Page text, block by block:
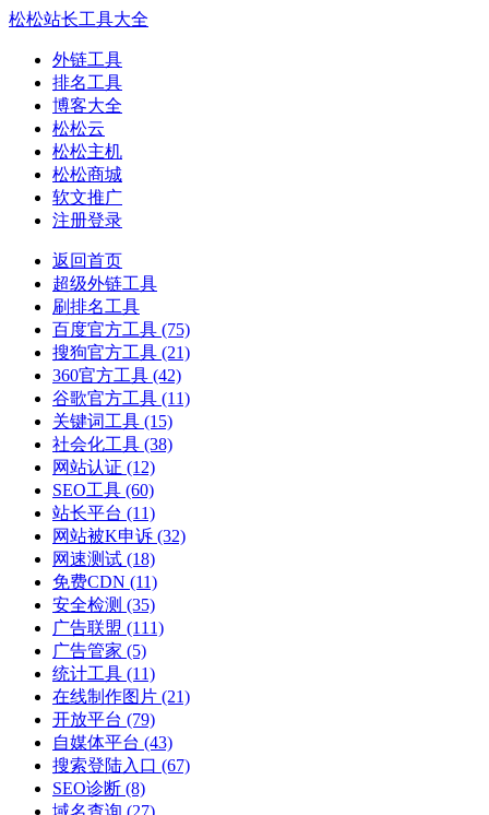
松松站长工具大全
外链工具
排名工具
博客大全
松松云
松松主机
松松商城
软文推广
注册登录
返回首页
超级外链工具
刷排名工具
百度官方工具 (75)
搜狗官方工具 (21)
360官方工具 (42)
谷歌官方工具 (11)
关键词工具 (15)
社会化工具 (38)
网站认证 (12)
SEO工具 (60)
站长平台 (11)
网站被K申诉 (32)
网速测试 (18)
免费CDN (11)
安全检测 (35)
广告联盟 (111)
广告管家 (5)
统计工具 (11)
在线制作图片 (21)
开放平台 (79)
自媒体平台 (43)
搜索登陆入口 (67)
SEO诊断 (8)
域名查询 (27)